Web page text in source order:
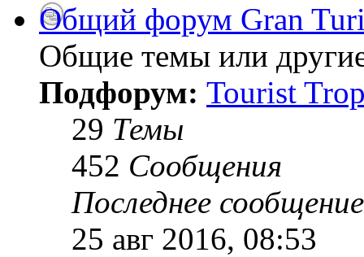
Общий форум Gran
Общие темы или
Подфорум: Tourist
29 Темы
452 Сообщения
Последнее сообщение
25 авг 2016, 08:53